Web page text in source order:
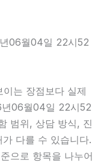
06월04일 22시52
는 장점보다 실제
년06월04일 22시52
범위, 상담 방식, 진
다를 수 있습니다.
으로 항목을 나누어